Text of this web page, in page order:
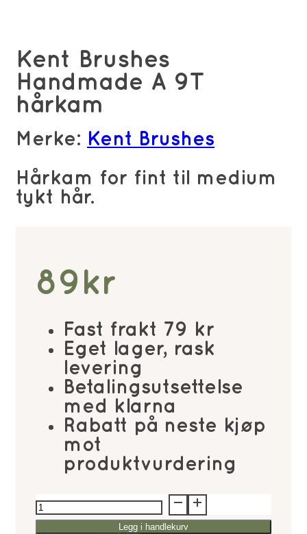
Kent Brushes
Handmade A 9T
hårkam
Merke: Kent Brushes
Hårkam for fint til medium
tykt hår.
89 kr
Fast frakt 79 kr
Eget lager, rask
levering
Betalingsutsettelse
med klarna
Rabatt på neste kjøp
mot
produktvurdering
Kent
Brushes
Legg i handlekurv